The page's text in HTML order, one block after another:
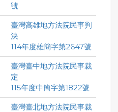
號
臺灣高雄地方法院民事判
決
114年度雄簡字第2647號
臺灣臺中地方法院民事裁
定
115年度中簡字第1822號
臺灣臺北地方法院民事裁